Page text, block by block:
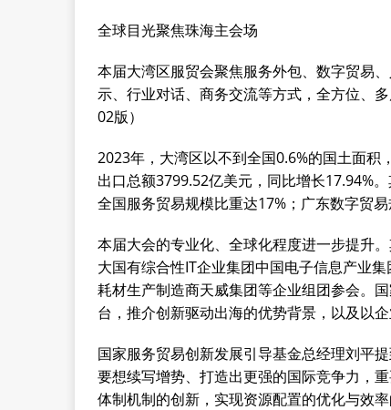
全球目光聚焦珠海主会场
本届大湾区服贸会聚焦服务外包、数字贸易
示、行业对话、商务交流等方式，全方位、
02版）
2023年，大湾区以不到全国0.6%的国土面
出口总额3799.52亿美元，同比增长17.94%
全国服务贸易规模比重达17%；广东数字贸
本届大会的专业化、全球化程度进一步提升
大国有综合性IT企业集团中国电子信息产业
耗材生产制造商天威集团等企业组团参会。
台，推介创新驱动出海的优势背景，以及以
国家服务贸易创新发展引导基金总经理刘平
要想续写增势、打造出更强的国际竞争力，
体制机制的创新，实现资源配置的优化与效